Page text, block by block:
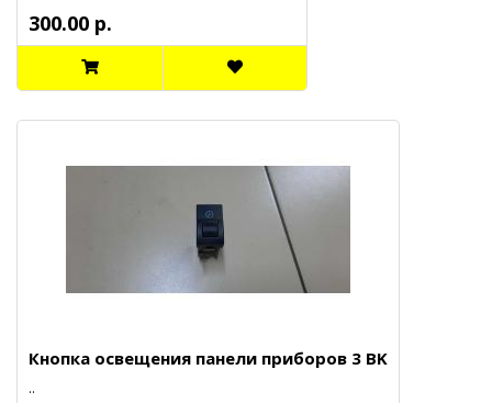
300.00 р.
Кнопка освещения панели приборов 3 BK
..